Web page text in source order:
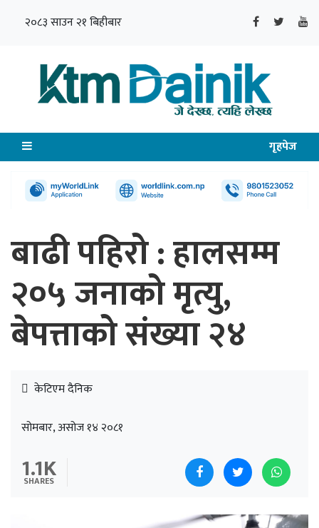
२०८३ साउन २१ बिहीबार
गृहपेज
बाढी पहिरो : हालसम्म
२०५ जनाको मृत्यु,
बेपत्ताको संख्या २४
केटिएम दैनिक
सोमबार, असोज १४ २०८१
1.1K
SHARES